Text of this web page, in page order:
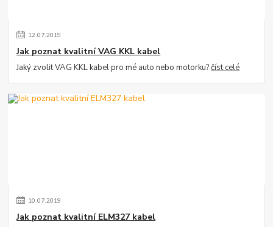
12.07.2019
Jak poznat kvalitní VAG KKL kabel
Jaký zvolit VAG KKL kabel pro mé auto nebo motorku?číst celé
10.07.2019
Jak poznat kvalitní ELM327 kabel